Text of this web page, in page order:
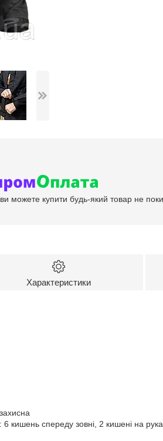
можете купити будь-який товар не
Характеристики
спереду зовні, 2 кишені на